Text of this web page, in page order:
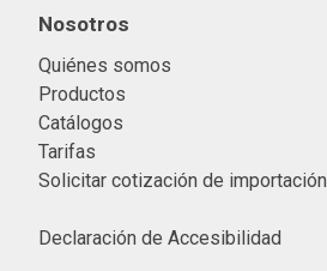
Nosotros
Quiénes somos
Productos
Catálogos
Tarifas
Solicitar cotización de importación
Declaración de Accesibilidad